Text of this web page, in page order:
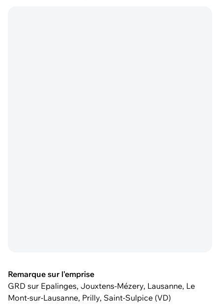
Remarque sur l'emprise
GRD sur Epalinges, Jouxtens-Mézery, Lausanne, Le
Mont-sur-Lausanne, Prilly, Saint-Sulpice (VD)